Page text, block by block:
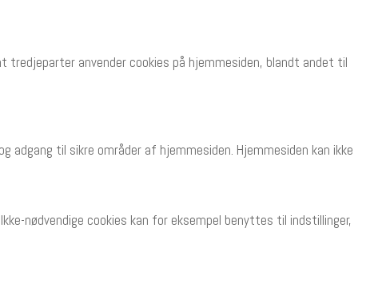
tredjeparter anvender cookies på hjemmesiden, blandt andet til
til sikre områder af hjemmesiden. Hjemmesiden kan ikke
nødvendige cookies kan for eksempel benyttes til indstillinger,